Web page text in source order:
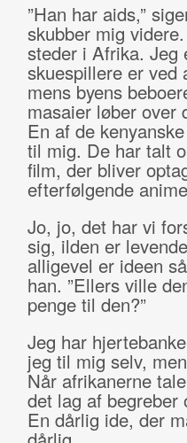
”Han har aids,”
skubber mig
steder i Afrika. Jeg
skuespillere er ved
mens byens
masaier løber over
En af de
til mig. De har talt
film, der bliver
efterfølgende
Jo, jo, det har vi
sig, ilden er
alligevel er ideen
han. ”Ellers ville
penge til den?”
Jeg har
jeg til mig selv,
Når afrikanerne
det lag af begreber
En dårlig ide, der